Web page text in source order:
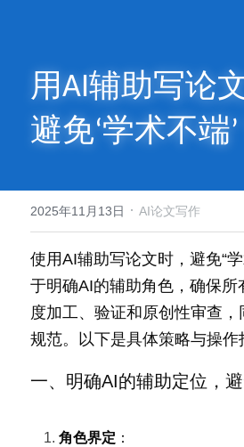
免费福利
用AI辅助写论
避免‘学术不端’
2025年11月13日 · AI论文写作
使用AI辅助写论文时，避免“
于明确AI的辅助角色，确保所
度加工、验证和原创性审查
规范。以下是具体策略与操作
一、明确AI的辅助定位，避
角色界定 ：